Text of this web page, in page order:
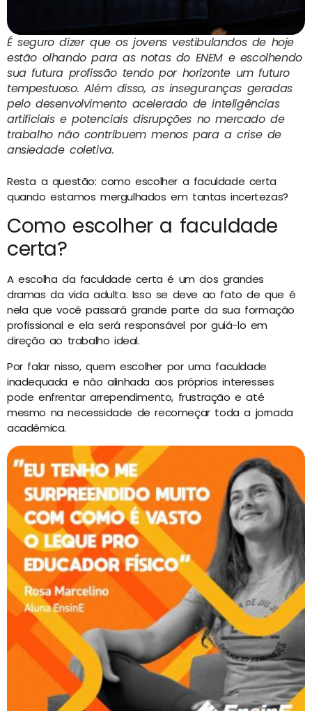
É seguro dizer que os jovens vestibulandos de hoje
estão olhando para as notas do ENEM e escolhendo
sua futura profissão tendo por horizonte um futuro
tempestuoso. Além disso, as inseguranças geradas
pelo desenvolvimento acelerado de inteligências
artificiais e potenciais disrupções no mercado de
trabalho não contribuem menos para a crise de
ansiedade coletiva.
Resta a questão: como escolher a faculdade certa
quando estamos mergulhados em tantas incertezas?
Como escolher a faculdade
certa?
A escolha da faculdade certa é um dos grandes
dramas da vida adulta. Isso se deve ao fato de que é
nela que você passará grande parte da sua formação
profissional e ela será responsável por guiá-lo em
direção ao trabalho ideal.
Por falar nisso, quem escolher por uma faculdade
inadequada e não alinhada aos próprios interesses
pode enfrentar arrependimento, frustração e até
mesmo na necessidade de recomeçar toda a jornada
acadêmica.